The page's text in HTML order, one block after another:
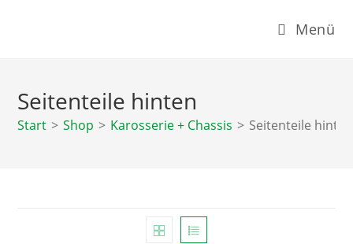
Menü
Seitenteile hinten
Start > Shop > Karosserie + Chassis > Seitenteile hinten